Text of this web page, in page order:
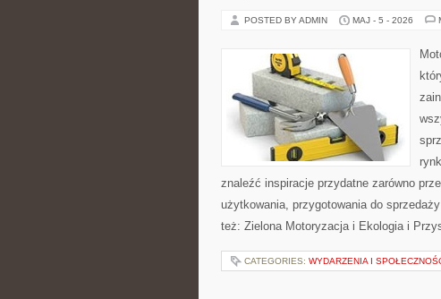
POSTED BY ADMIN MAJ - 5 - 2026
znaleźć inspiracje przydatne zarówno
użytkowania, przygotowania do
też: Zielona Motoryzacja i Ekologia i
CATEGORIES: WYDARZENIA I